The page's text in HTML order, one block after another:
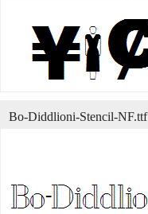
Bo-Diddlioni-Stencil-NF.ttf